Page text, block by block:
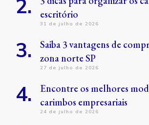
escritório
31 de julho de 2026
Saiba 3 vantagens de
zona norte SP
27 de julho de 2026
Encontre os melhores
carimbos empresariais
24 de julho de 2026